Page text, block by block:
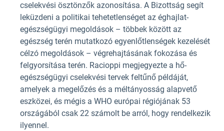
cselekvési ösztönzők azonosítása. A Bizottság segít
leküzdeni a politikai tehetetlenséget az éghajlat-
egészségügyi megoldások – többek között az
egészség terén mutatkozó egyenlőtlenségek kezelését
célzó megoldások – végrehajtásának fokozása és
felgyorsítása terén. Racioppi megjegyezte a hő-
egészségügyi cselekvési tervek feltűnő példáját,
amelyek a megelőzés és a méltányosság alapvető
eszközei, és mégis a WHO európai régiójának 53
országából csak 22 számolt be arról, hogy rendelkezik
ilyennel.